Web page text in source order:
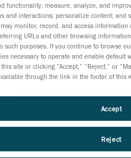
functionality; measure, analyze, and
and interactions; personalize content;
monitor, record, and access
URLs and other browsing
such purposes. If you continue to browse
necessary to operate and enable
site or clicking “Accept,” “Reject,” or
through the link in the footer of this
Reject
Accept